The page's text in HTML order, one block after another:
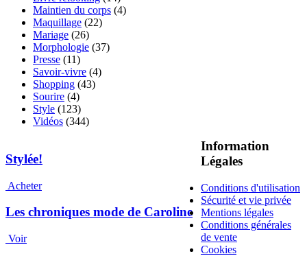
Maintien du corps (4)
Maquillage (22)
Mariage (26)
Morphologie (37)
Presse (11)
Savoir-vivre (4)
Shopping (43)
Sourire (4)
Style (123)
Vidéos (344)
Stylée!
Acheter
Les chroniques mode de Caroline
Voir
Information
Légales
Conditions d'utilisation
Sécurité et vie privée
Mentions légales
Conditions générales
de vente
Cookies